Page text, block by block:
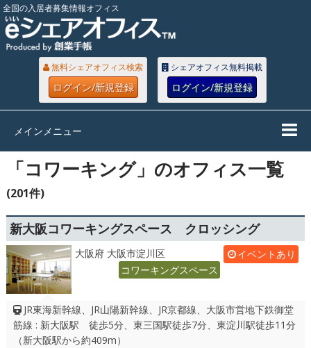
全国の入居者募集情報オフィス
無料シェアオフィス検索
ログイン/新規登録
シェアオフィス無料掲載
ログイン/新規登録
メインメニュー
「コワーキング」のオフィス一覧
(201件)
新大阪コワーキングスペース クロッシング
大阪府 大阪市淀川区
イベントあり
コワーキングスペース
JR東海新幹線、JR山陽新幹線、JR京都線、大阪市営地下鉄御堂
筋線 : 新大阪駅 徒歩5分、東三国駅徒歩7分、東淀川駅徒歩11分
（新大阪駅から約409m）